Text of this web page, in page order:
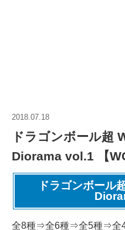
2018.07.18
ドラゴンボール超
Diorama vol.1 【
ドラゴンボー
全8種⇒全6種⇒全5種⇒全